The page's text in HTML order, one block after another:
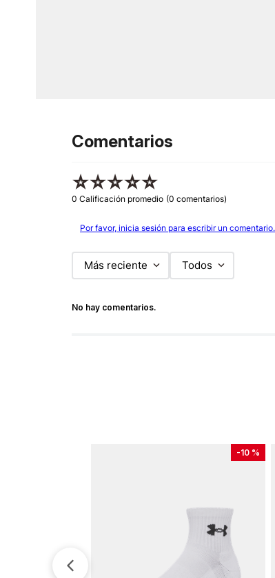
Comentarios
☆☆☆☆☆
0 Calificación promedio (0 comentarios)
Por favor, inicia sesión para escribir un comentario.
Más reciente Todos
No hay comentarios.
-10 %